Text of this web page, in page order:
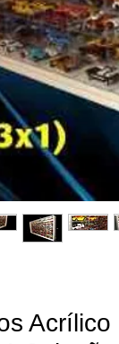
Acrílico